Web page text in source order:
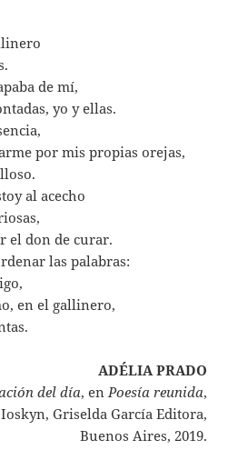
de mí,
yo y ellas.
por mis propias orejas,
al acecho
el don de curar.
las palabras:
en el gallinero,
ADÉLIA PRADO
del día, en Poesía reunida,
Griselda García Editora,
Buenos Aires, 2019.